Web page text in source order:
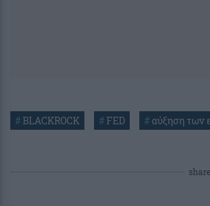
#BLACKROCK #FED # αύξηση των
share